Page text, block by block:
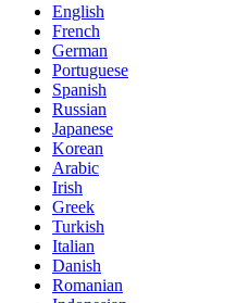
English
French
German
Portuguese
Spanish
Russian
Japanese
Korean
Arabic
Irish
Greek
Turkish
Italian
Danish
Romanian